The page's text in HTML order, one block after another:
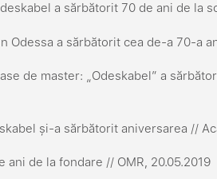
a sărbătorit 70 de ani de la
Odessa a sărbătorit cea de-a 70-a
de master: „Odeskabel” a
și-a sărbătorit aniversarea //
ani de la fondare // OMR, 20.05.2019